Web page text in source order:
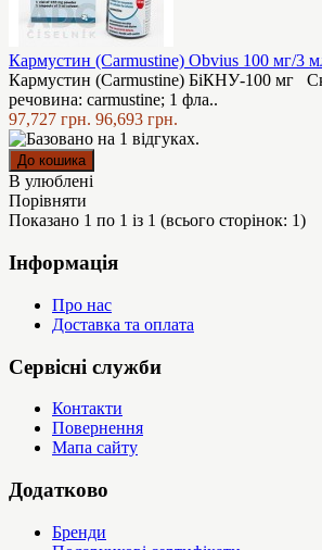
Кармустин (Carmustine) Obvius 100 мг/3
Кармустин (Carmustine) БіКНУ-100 мг
речовина: carmustine; 1 фла..
97,727 грн. 96,693 грн.
В улюблені
Порівняти
Показано 1 по 1 із 1 (всього сторінок: 1)
Інформація
Про нас
Доставка та оплата
Сервісні служби
Контакти
Повернення
Мапа сайту
Додатково
Бренди